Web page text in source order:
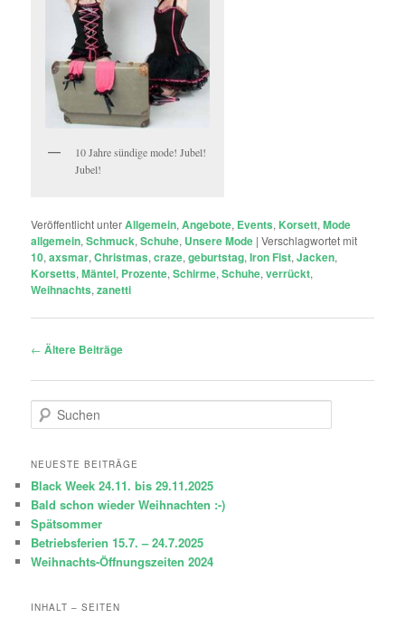
10 Jahre sündige mode! Jubel!
Jubel!
Veröffentlicht unterAllgemein,Angebote, Events, Korsett,Mode
allgemein,Schmuck,Schuhe, Unsere Mode |Verschlagwortet mit
10,axsmar,Christmas,craze,geburtstag,Iron Fist,Jacken,
Korsetts,Mäntel, Prozente,Schirme,Schuhe,verrückt,
Weihnachts,zanetti
Beitragsnavigation
← Ältere Beiträge
u
h
n
NEUESTE BEITRÄGE
Black Week 24.11. bis 29.11.2025
Bald schon wieder Weihnachten :-)
Spätsommer
Betriebsferien 15.7. – 24.7.2025
Weihnachts-Öffnungszeiten 2024
INHALT – SEITEN